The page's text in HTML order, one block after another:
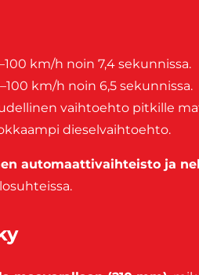
km/h noin 7,4 sekunnissa.
km/h noin 6,5 sekunnissa.
vaihtoehto pitkille
dieselvaihtoehto.
automaattivaihteisto ja